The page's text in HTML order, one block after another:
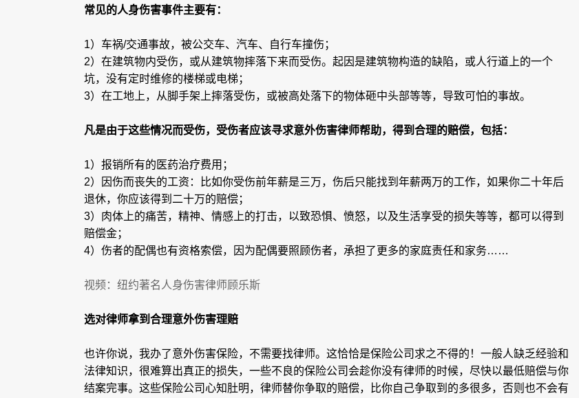
常见的人身伤害事件主要有：
1）车祸/交通事故，被公交车、汽车、自行车撞伤；
2）在建筑物内受伤，或从建筑物摔落下来而受伤。起因是建筑物构造的缺陷，或人行道上的一个
坑，没有定时维修的楼梯或电梯；
3）在工地上，从脚手架上摔落受伤，或被高处落下的物体砸中头部等等，导致可怕的事故。
凡是由于这些情况而受伤，受伤者应该寻求意外伤害律师帮助，得到合理的赔偿，包括：
1）报销所有的医药治疗费用；
2）因伤而丧失的工资：比如你受伤前年薪是三万，伤后只能找到年薪两万的工作，如果你二十年后
退休，你应该得到二十万的赔偿；
3）肉体上的痛苦，精神、情感上的打击，以致恐惧、愤怒，以及生活享受的损失等等，都可以得到
赔偿金；
4）伤者的配偶也有资格索偿，因为配偶要照顾伤者，承担了更多的家庭责任和家务……
视频：纽约著名人身伤害律师顾乐斯
选对律师拿到合理意外伤害理赔
也许你说，我办了意外伤害保险，不需要找律师。这恰恰是保险公司求之不得的！一般人缺乏经验和
法律知识，很难算出真正的损失，一些不良的保险公司会趁你没有律师的时候，尽快以最低赔偿与你
结案完事。这些保险公司心知肚明，律师替你争取的赔偿，比你自己争取到的多很多，否则也不会有